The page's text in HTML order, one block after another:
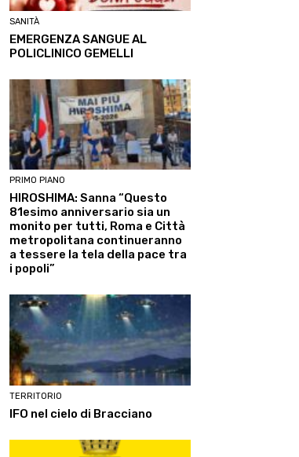
SANITÀ
EMERGENZA SANGUE AL
POLICLINICO GEMELLI
PRIMO PIANO
HIROSHIMA: Sanna “Questo
81esimo anniversario sia un
monito per tutti, Roma e Città
metropolitana continueranno
a tessere la tela della pace tra
i popoli”
TERRITORIO
IFO nel cielo di Bracciano